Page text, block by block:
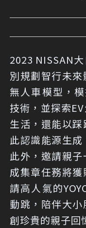
2023 NISSAN
別規劃智行未
無人車模型，
技術，並探索
生活，還能以
此認識能源生成
此外，邀請親
成集章任務將
請高人氣的
動跳，陪伴大
創珍貴的親子回